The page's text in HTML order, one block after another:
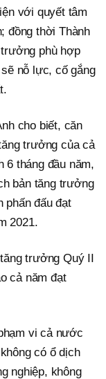
với quyết tâm
đồng thời Thành
phù hợp
nỗ lực, cố gắng
cho biết, căn
trưởng của cả
6 tháng đầu năm,
bản tăng trưởng
phấn đấu đạt
2021.
trưởng Quý II
cả năm đạt
vi cả nước
có ổ dịch
nghiệp, không